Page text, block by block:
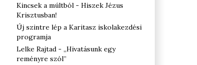
Kincsek a múltból - Hiszek Jézus
Krisztusban!
Új szintre lép a Karitasz iskolakezdési
programja
Lelke Rajtad - „Hivatásunk egy
reményre szól”